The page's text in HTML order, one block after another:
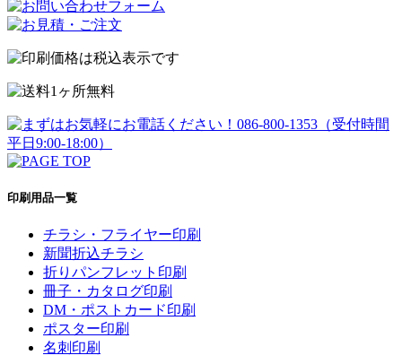
印刷用品一覧
チラシ・フライヤー印刷
新聞折込チラシ
折りパンフレット印刷
冊子・カタログ印刷
DM・ポストカード印刷
ポスター印刷
名刺印刷